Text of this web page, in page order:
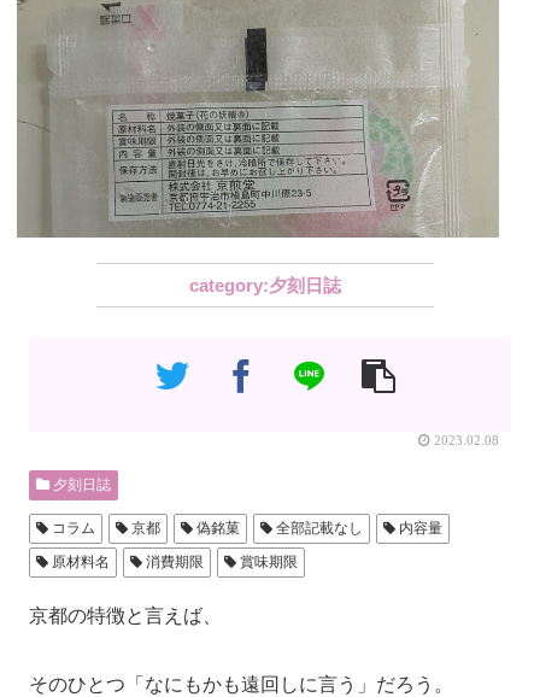
夕刻日誌
2023.02.08
夕刻日誌
コラム 京都 偽銘菓 全部記載なし
内容量
原材料名
消費期限 賞味期限
京都の特徴と言えば、
そのひとつ「なにもかも遠回しに言う」だろう。